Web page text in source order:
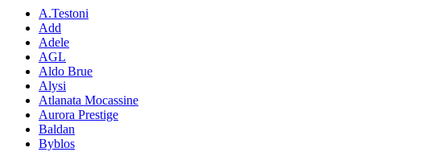
A.Testoni
Add
Adele
AGL
Aldo Brue
Alysi
Atlanata Mocassine
Aurora Prestige
Baldan
Byblos